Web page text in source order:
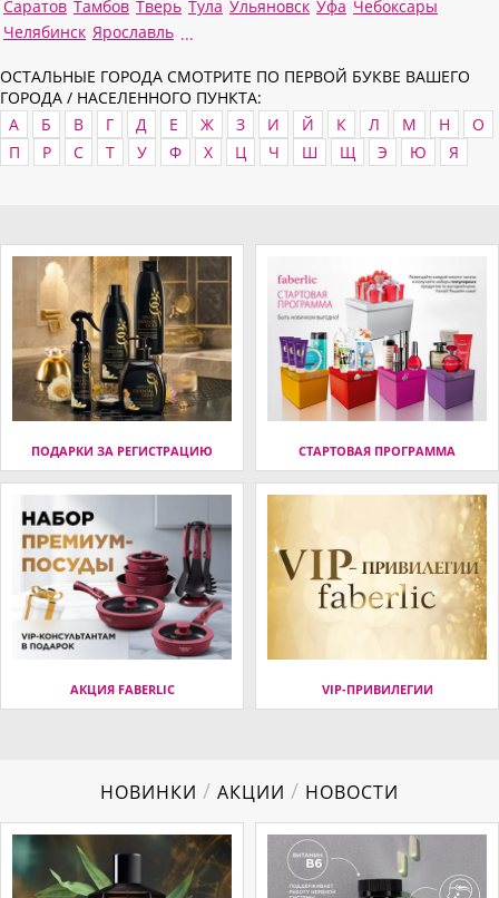
Саратов Тамбов Тверь Тула Ульяновск Уфа Чебоксары
Челябинск Ярославль ...
ОСТАЛЬНЫЕ ГОРОДА СМОТРИТЕ ПО ПЕРВОЙ БУКВЕ ВАШЕГО
ГОРОДА / НАСЕЛЕННОГО ПУНКТА:
А
Б В Г Д Е Ж З И Й К Л М Н
О
П
Р С Т У Ф Х Ц Ч Ш Щ Э Ю Я
ПОДАРКИ ЗА РЕГИСТРАЦИЮ СТАРТОВАЯ ПРОГРАММА
АКЦИЯ FABERLIC VIP-ПРИВИЛЕГИИ
НОВИНКИ / АКЦИИ / НОВОСТИ